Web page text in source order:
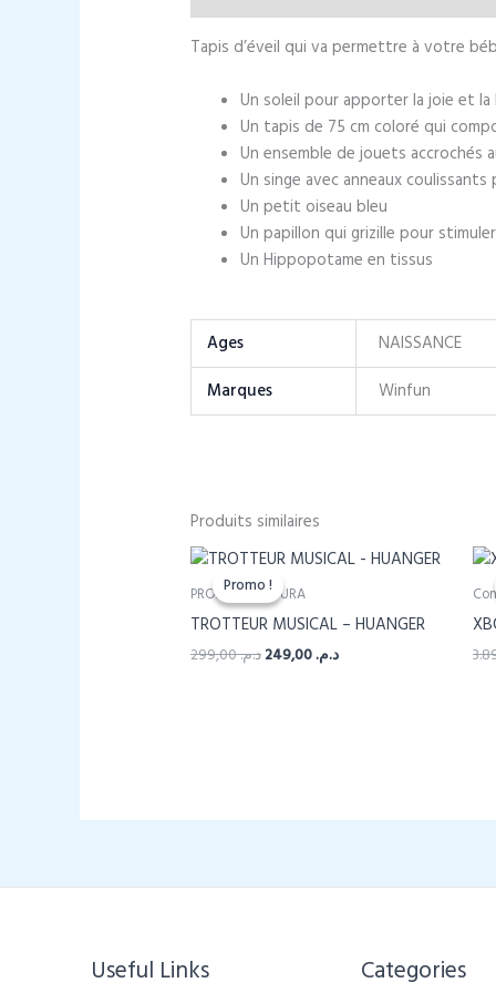
Tapis d’éveil qui va permettre à votre
Un soleil pour apporter la joie et la
Un tapis de 75 cm coloré qui
Un ensemble de jouets accrochés
Un singe avec anneaux
Un petit oiseau bleu
Un papillon qui grizille pour
Un Hippopotame en tissus
Ages
NAISSANCE
Marques
Winfun
Produits similaires
Promo !
Promo !
PROMO ACHOURA
TROTTEUR MUSICAL – HUANGER
د.م.299,00
Le
د.م.249,00
Le
Useful Links Categories​